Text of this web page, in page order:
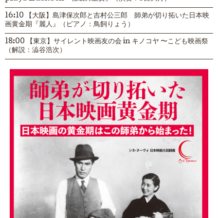
16:10 【大阪】島津保次郎と吉村公三郎 師弟が切り拓いた日本映
画黄金期『麗人』（ピアノ：鳥飼りょう）
18:00 【東京】サイレント映画友の会 in キノコヤ 〜こども映画祭
（解説：澁谷浩次）